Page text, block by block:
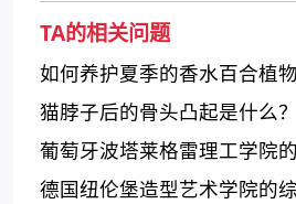
TA的相关问题
如何养护夏季的香水百合植物
猫脖子后的骨头凸起是什么？
葡萄牙波塔莱格雷理工学院
德国纽伦堡造型艺术学院的